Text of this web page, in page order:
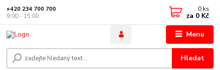
Menu
Hledat
+420 234 700 700
9:00 - 15:00
0 ks
za 0 Kč